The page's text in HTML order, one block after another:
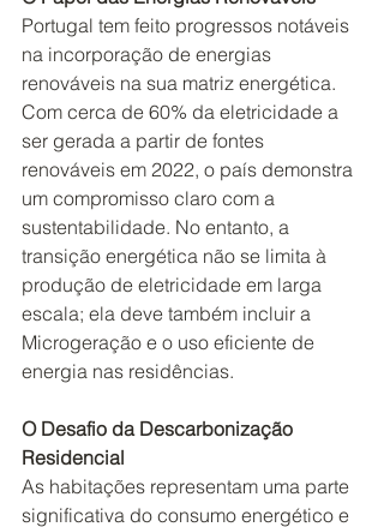
Portugal tem feito progressos notáveis
na incorporação de energias
renováveis na sua matriz energética.
Com cerca de 60% da eletricidade a
ser gerada a partir de fontes
renováveis em 2022, o país demonstra
um compromisso claro com a
sustentabilidade. No entanto, a
transição energética não se limita à
produção de eletricidade em larga
escala; ela deve também incluir a
Microgeração e o uso eficiente de
energia nas residências.
O Desafio da Descarbonização
Residencial
As habitações representam uma parte
significativa do consumo energético e